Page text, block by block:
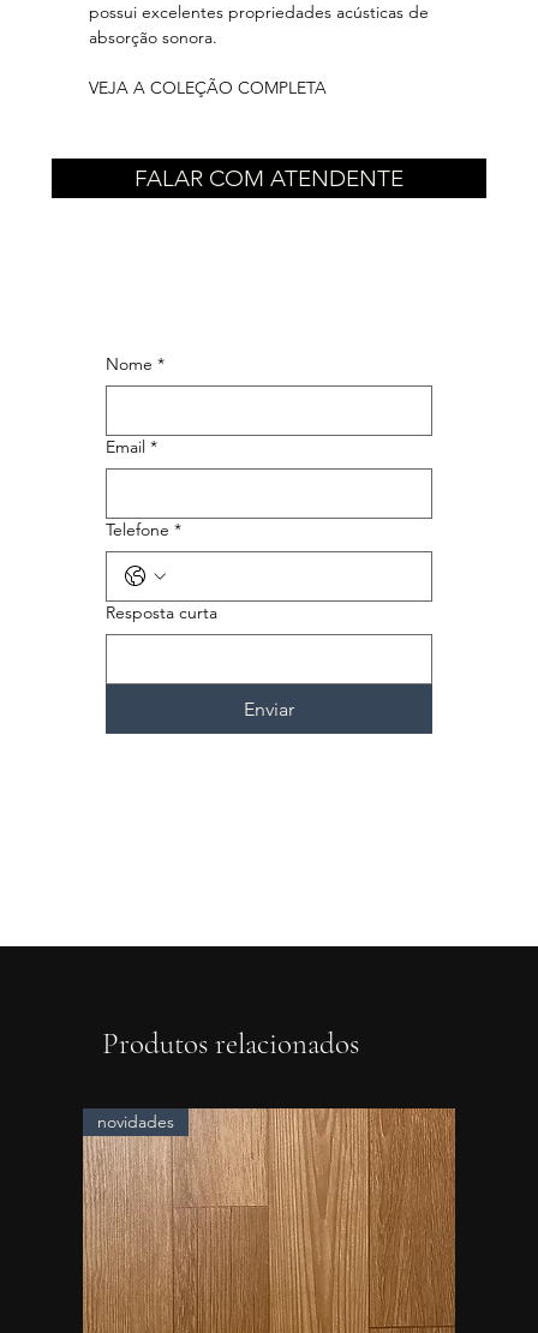
Nome *
Email *
Telefone *
Resposta curta
Enviar
FALAR COM ATENDENTE
Produtos relacionados
novidades
possui excelentes propriedades acústicas de
absorção sonora.
VEJA A COLEÇÃO COMPLETA